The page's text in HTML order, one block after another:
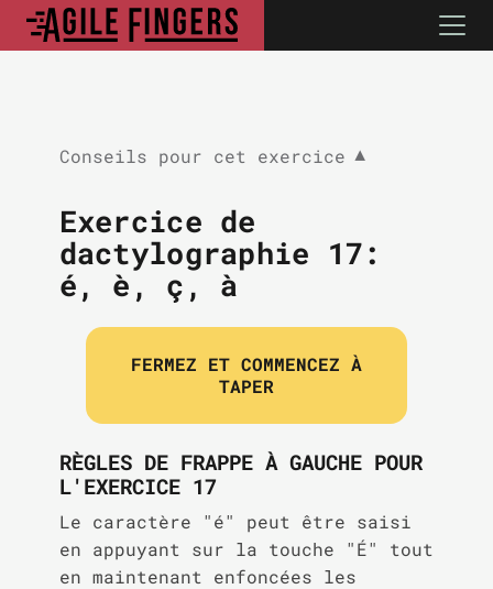
Conseils pour cet exercice ▼
Exercice de
dactylographie 17:
é, è, ç, à
FERMEZ ET COMMENCEZ À
TAPER
RÈGLES DE FRAPPE À GAUCHE POUR
L'EXERCICE 17
Le caractère "é" peut être saisi
en appuyant sur la touche "É" tout
en maintenant enfoncées les